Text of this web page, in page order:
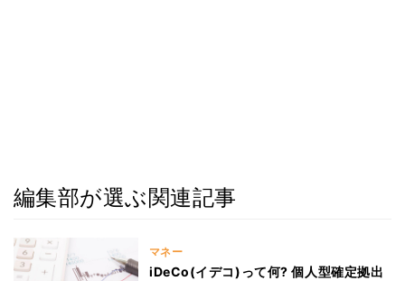
編集部が選ぶ関連記事
マネー
iDeCo(イデコ)って何? 個人型確定拠出